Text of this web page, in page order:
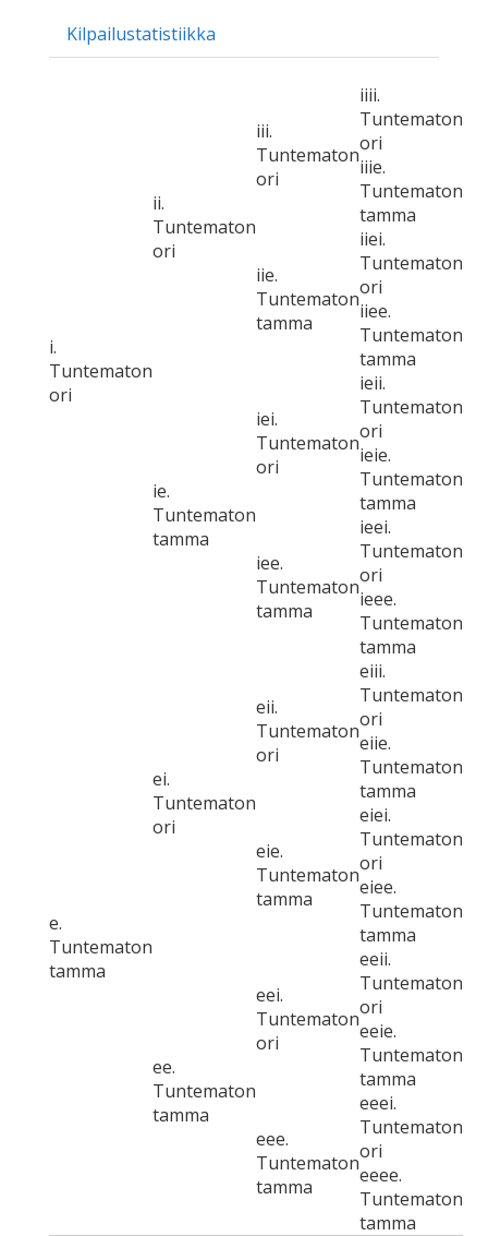
Kilpailustatistiikka
i.
Tuntematon
ori
ii.
Tuntematon
ori
iii.
Tuntematon
ori
iiii.
Tuntematon
ori
iiie.
Tuntematon
tamma
iie.
Tuntematon
tamma
iiei.
Tuntematon
ori
iiee.
Tuntematon
tamma
ie.
Tuntematon
tamma
iei.
Tuntematon
ori
ieii.
Tuntematon
ori
ieie.
Tuntematon
tamma
iee.
Tuntematon
tamma
ieei.
Tuntematon
ori
ieee.
Tuntematon
tamma
e.
Tuntematon
tamma
ei.
Tuntematon
ori
eii.
Tuntematon
ori
eiii.
Tuntematon
ori
eiie.
Tuntematon
tamma
eie.
Tuntematon
tamma
eiei.
Tuntematon
ori
eiee.
Tuntematon
tamma
ee.
Tuntematon
tamma
eei.
Tuntematon
ori
eeii.
Tuntematon
ori
eeie.
Tuntematon
tamma
eee.
Tuntematon
tamma
eeei.
Tuntematon
ori
eeee.
Tuntematon
tamma